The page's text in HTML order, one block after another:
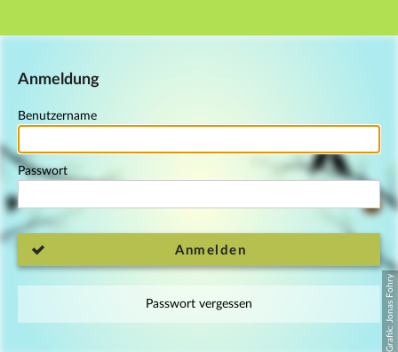
Hauptnavigation
Anmeldung
Benutzername
Passwort
Anmelden
Passwort vergessen